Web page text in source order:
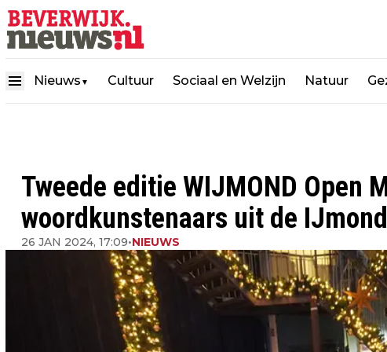
Nieuws ▼ Cultuur Sociaal en Welzijn Natuur
Tweede editie WIJMOND Open
woordkunstenaars uit de IJmond
26 JAN 2024, 17:09•NIEUWS